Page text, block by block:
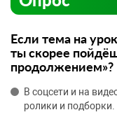
Если тема на
ты скорее
продолжением»?
В соцсети и на
ролики и подборки.